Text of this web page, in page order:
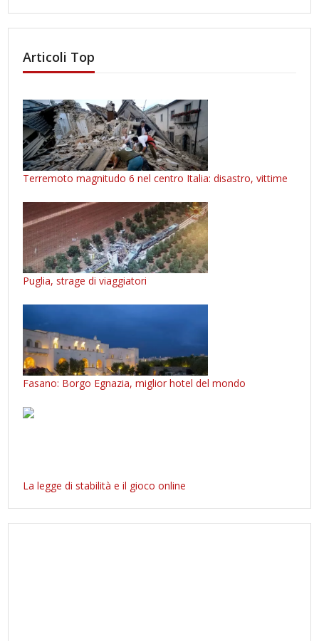
Articoli Top
Terremoto magnitudo 6 nel centro Italia: disastro, vittime
Puglia, strage di viaggiatori
Fasano: Borgo Egnazia, miglior hotel del mondo
La legge di stabilità e il gioco online